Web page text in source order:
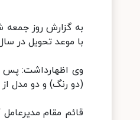
به گزارش روز جمعه
با موعد تحویل در
وی اظهارداشت: پس
(دو رنگ) و دو مدل از وانت سایپا ۱۵۱ در این
قائم مقام